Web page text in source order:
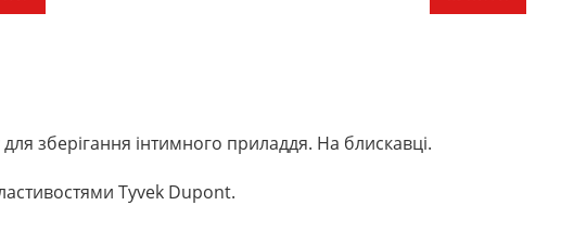
зберігання інтимного приладдя. На блискавці.
Tyvek Dupont.